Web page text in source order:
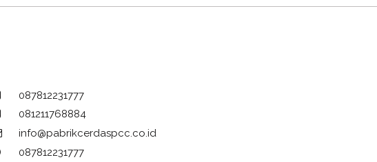
087812231777
081211768884
info@pabrikcerdaspcc.co.id
087812231777